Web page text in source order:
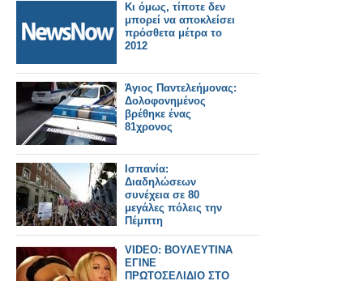
Κι όμως, τίποτε δεν
μπορεί να αποκλείσει
πρόσθετα μέτρα το
2012
Άγιος Παντελεήμονας:
Δολοφονημένος
βρέθηκε ένας
81χρονος
Ισπανία:
Διαδηλώσεων
συνέχεια σε 80
μεγάλες πόλεις την
Πέμπτη
VIDEO: BΟΥΛΕΥΤΙΝΑ
ΕΓΙΝΕ
ΠΡΩΤΟΣΕΛΙΔΙΟ ΣΤΟ